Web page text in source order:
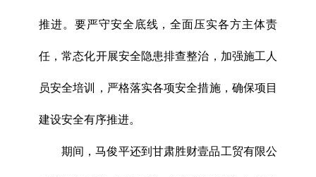
推进。要严守安全底线，全面压实各方主体责
任，常态化开展安全隐患排查整治，加强施工人
员安全培训，严格落实各项安全措施，确保项目
建设安全有序推进。
期间，马俊平还到甘肃胜财壹品工贸有限公